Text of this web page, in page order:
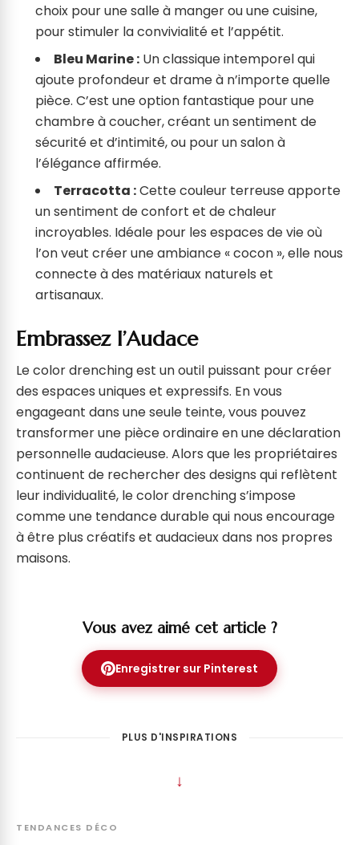
choix pour une salle à manger ou une cuisine,
pour stimuler la convivialité et l’appétit.
Bleu Marine : Un classique intemporel qui
ajoute profondeur et drame à n’importe quelle
pièce. C’est une option fantastique pour une
chambre à coucher, créant un sentiment de
sécurité et d’intimité, ou pour un salon à
l’élégance affirmée.
Terracotta :Cette couleur terreuse apporte
un sentiment de confort et de chaleur
incroyables. Idéale pour les espaces de vie où
l’on veut créer une ambiance « cocon », elle nous
connecte à des matériaux naturels et
artisanaux.
Embrassez l’Audace
Le color drenching est un outil puissant pour créer
des espaces uniques et expressifs. En vous
engageant dans une seule teinte, vous pouvez
transformer une pièce ordinaire en une déclaration
personnelle audacieuse. Alors que les propriétaires
continuent de rechercher des designs qui reflètent
leur individualité, le color drenching s’impose
comme une tendance durable qui nous encourage
à être plus créatifs et audacieux dans nos propres
maisons.
Vous avez aimé cet article ?
Enregistrer sur Pinterest
PLUS D'INSPIRATIONS
↓
TENDANCES DÉCO